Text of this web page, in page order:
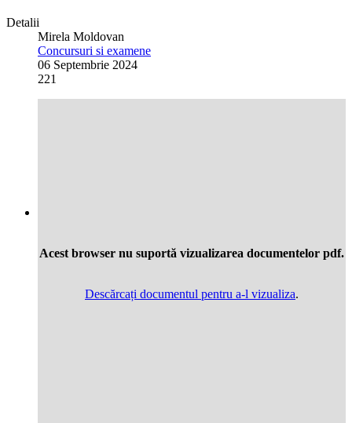
Detalii
Mirela Moldovan
Concursuri si examene
06 Septembrie 2024
221
Acest browser nu suportă vizualizarea documentelor pdf.
Descărcați documentul pentru a-l vizualiza.